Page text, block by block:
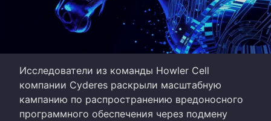
Исследователи из команды Howler Cell
компании Cyderes раскрыли масштабную
кампанию по распространению вредоносного
программного обеспечения через подмену